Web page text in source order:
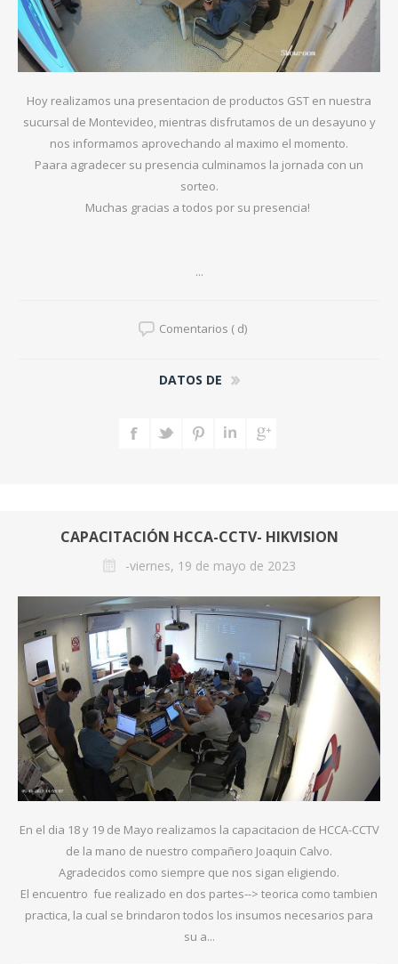
Hoy realizamos una presentacion de productos GST en nuestra
sucursal de Montevideo, mientras disfrutamos de un desayuno y
nos informamos aprovechando al maximo el momento.
Paara agradecer su presencia culminamos la jornada con un
sorteo.
Muchas gracias a todos por su presencia!
...
Comentarios ( d)
DATOS DE
CAPACITACIÓN HCCA-CCTV- HIKVISION
-viernes, 19 de mayo de 2023
En el dia 18 y 19 de Mayo realizamos la capacitacion de HCCA-CCTV
de la mano de nuestro compañero Joaquin Calvo.
Agradecidos como siempre que nos sigan eligiendo.
El encuentro fue realizado en dos partes--> teorica como tambien
practica, la cual se brindaron todos los insumos necesarios para
su a...